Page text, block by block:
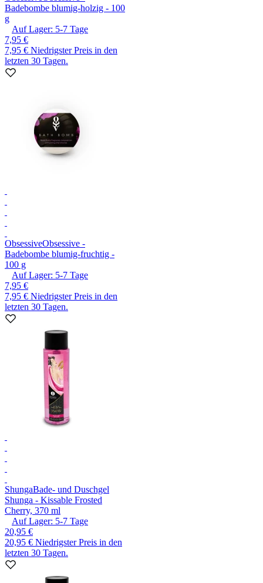
Badebombe blumig-holzig - 100
g
Auf Lager: 5-7 Tage
7,95 €
7,95 € Niedrigster Preis in den
letzten 30 Tagen.
ObsessiveObsessive -
Badebombe blumig-fruchtig -
100 g
Auf Lager: 5-7 Tage
7,95 €
7,95 € Niedrigster Preis in den
letzten 30 Tagen.
ShungaBade- und Duschgel
Shunga - Kissable Frosted
Cherry, 370 ml
Auf Lager: 5-7 Tage
20,95 €
20,95 € Niedrigster Preis in den
letzten 30 Tagen.